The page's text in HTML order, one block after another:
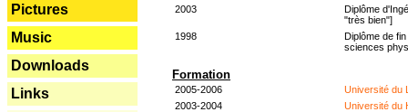
Pictures
Music
Downloads
Links
2003
Diplôme
"très bien"]
1998
Diplôme de
sciences
Formation
2005-2006
Université du
2003-2004
Université du